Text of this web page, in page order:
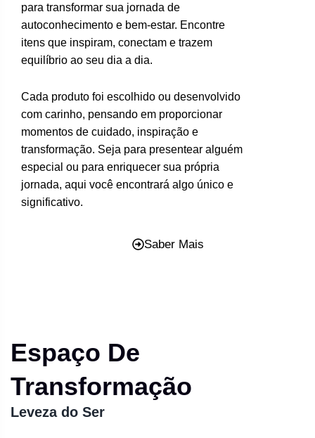
para transformar sua jornada de
autoconhecimento e bem-estar. Encontre
itens que inspiram, conectam e trazem
equilíbrio ao seu dia a dia.
Cada produto foi escolhido ou desenvolvido
com carinho, pensando em proporcionar
momentos de cuidado, inspiração e
transformação. Seja para presentear alguém
especial ou para enriquecer sua própria
jornada, aqui você encontrará algo único e
significativo.
Saber Mais
Espaço De
Transformação
Leveza do Ser